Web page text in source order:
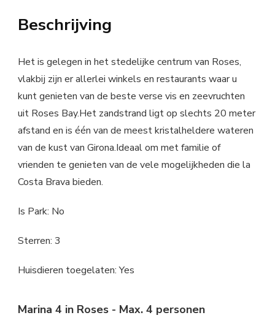
Beschrijving
Het is gelegen in het stedelijke centrum van Roses,
vlakbij zijn er allerlei winkels en restaurants waar u
kunt genieten van de beste verse vis en zeevruchten
uit Roses Bay.Het zandstrand ligt op slechts 20 meter
afstand en is één van de meest kristalheldere wateren
van de kust van Girona.Ideaal om met familie of
vrienden te genieten van de vele mogelijkheden die la
Costa Brava bieden.
Is Park: No
Sterren: 3
Huisdieren toegelaten: Yes
Marina 4 in Roses - Max. 4 personen